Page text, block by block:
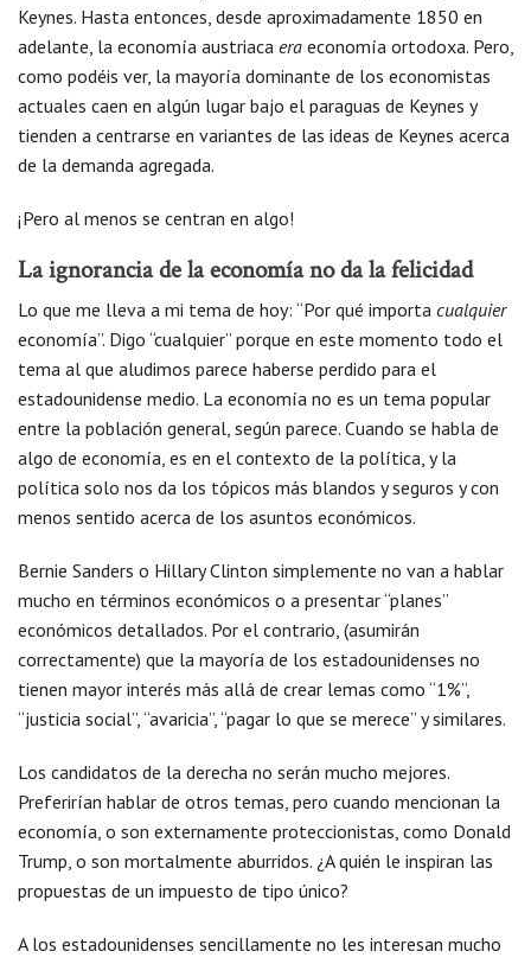
Keynes. Hasta entonces, desde aproximadamente 1850 en
adelante, la economía austriaca era economía ortodoxa. Pero,
como podéis ver, la mayoría dominante de los economistas
actuales caen en algún lugar bajo el paraguas de Keynes y
tienden a centrarse en variantes de las ideas de Keynes acerca
de la demanda agregada.
¡Pero al menos se centran en algo!
La ignorancia de la economía no da la felicidad
Lo que me lleva a mi tema de hoy: “Por qué importa cualquier
economía”. Digo “cualquier” porque en este momento todo el
tema al que aludimos parece haberse perdido para el
estadounidense medio. La economía no es un tema popular
entre la población general, según parece. Cuando se habla de
algo de economía, es en el contexto de la política, y la
política solo nos da los tópicos más blandos y seguros y con
menos sentido acerca de los asuntos económicos.
Bernie Sanders o Hillary Clinton simplemente no van a hablar
mucho en términos económicos o a presentar “planes”
económicos detallados. Por el contrario, (asumirán
correctamente) que la mayoría de los estadounidenses no
tienen mayor interés más allá de crear lemas como “1%”,
“justicia social”, “avaricia”, “pagar lo que se merece” y similares.
Los candidatos de la derecha no serán mucho mejores.
Preferirían hablar de otros temas, pero cuando mencionan la
economía, o son externamente proteccionistas, como Donald
Trump, o son mortalmente aburridos. ¿A quién le inspiran las
propuestas de un impuesto de tipo único?
A los estadounidenses sencillamente no les interesan mucho